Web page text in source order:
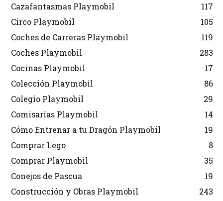
Cazafantasmas Playmobil
117
Circo Playmobil
105
Coches de Carreras Playmobil
119
Coches Playmobil
283
Cocinas Playmobil
17
Colección Playmobil
86
Colegio Playmobil
29
Comisarías Playmobil
14
Cómo Entrenar a tu Dragón Playmobil
19
Comprar Lego
8
Comprar Playmobil
35
Conejos de Pascua
19
Construcción y Obras Playmobil
243